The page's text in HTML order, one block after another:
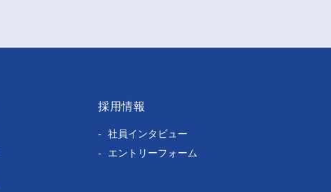
採用情報
社員インタビュー
エントリーフォーム